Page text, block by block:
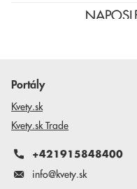
Portály
Kvety.sk
Kvety.sk Trade
+421915848400
info@kvety.sk